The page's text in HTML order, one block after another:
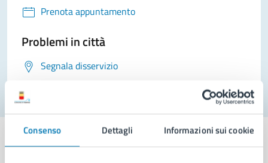
Consenso Dettagli Informazioni sui cookie
Prenota appuntamento
Problemi in città
Segnala disservizio